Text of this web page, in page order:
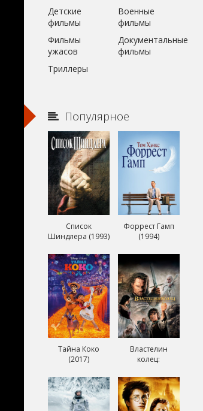
Детские
фильмы
Военные
фильмы
Фильмы
ужасов
Документальные
фильмы
Триллеры
Популярное
Список
Шиндлера (1993)
Форрест Гамп
(1994)
Тайна Коко
(2017)
Властелин
колец:
короля (2003)